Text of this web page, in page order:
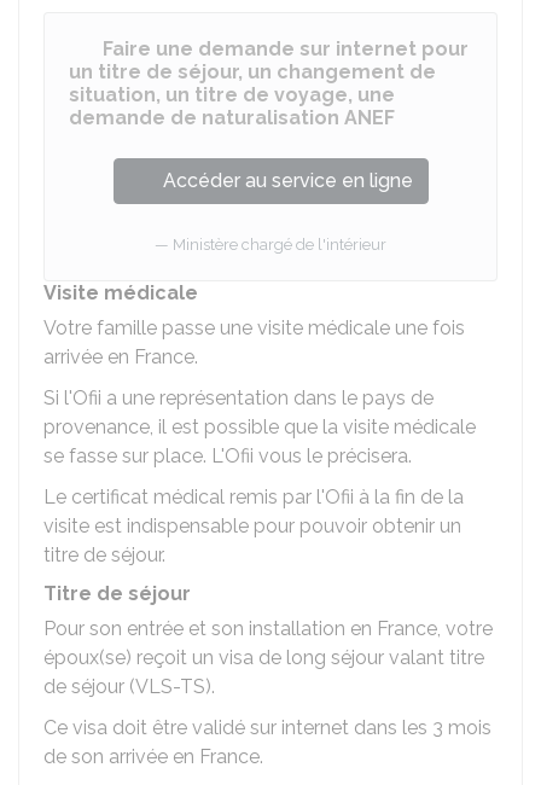
Faire une demande sur internet pour
un titre de séjour, un changement de
situation, un titre de voyage, une
demande de naturalisation ANEF
Accéder au service en ligne
Ministère chargé de l'intérieur
Visite médicale
Votre famille passe une visite médicale une fois
arrivée en France.
Si l'Ofii a une représentation dans le pays de
provenance, il est possible que la visite médicale
se fasse sur place. L'Ofii vous le précisera.
Le certificat médical remis par l'Ofii à la fin de la
visite est indispensable pour pouvoir obtenir un
titre de séjour.
Titre de séjour
Pour son entrée et son installation en France, votre
époux(se) reçoit un visa de long séjour valant titre
de séjour (VLS-TS).
Ce visa doit être validé sur internet dans les 3 mois
de son arrivée en France.